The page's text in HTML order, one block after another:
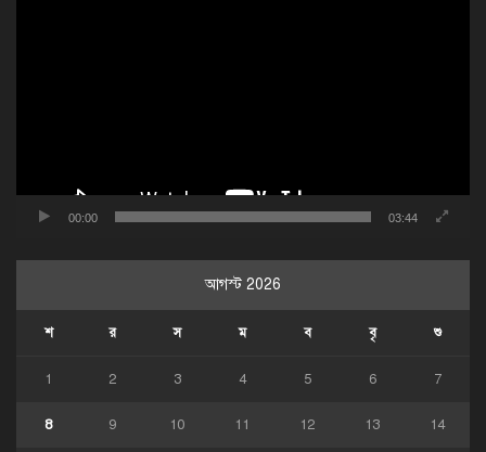
00:00 03:44
আগস্ট 2026
শ র স ম ব বৃ শু
1 2 3 4 5 6 7
8 9 10 11 12 13 14